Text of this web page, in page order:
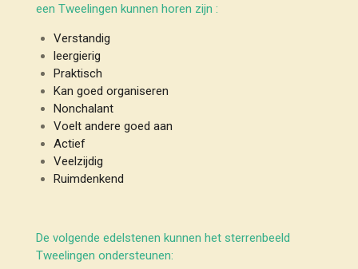
een Tweelingen kunnen horen zijn :
Verstandig
leergierig
Praktisch
Kan goed organiseren
Nonchalant
Voelt andere goed aan
Actief
Veelzijdig
Ruimdenkend
De volgende edelstenen kunnen het sterrenbeeld
Tweelingen ondersteunen: